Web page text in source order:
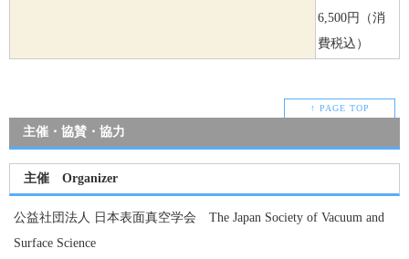
6,500円（消
費税込）
↑ PAGE TOP
主催・協賛・協力
主催 Organizer
公益社団法人 日本表面真空学会 The Japan Society of Vacuum and
Surface Science